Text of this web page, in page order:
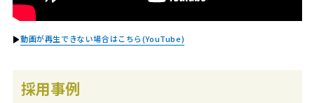
動画が再生できない場合はこちら(YouTube)
採用事例